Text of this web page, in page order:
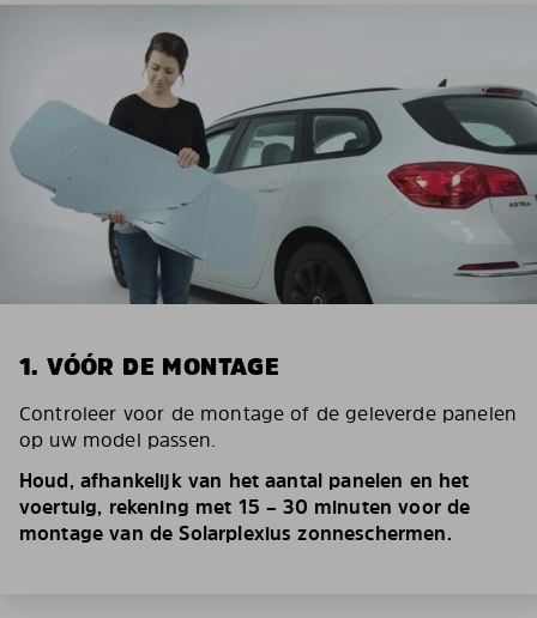
1. VÓÓR DE MONTAGE
Controleer voor de montage of de geleverde panelen
op uw model passen.
Houd, afhankelijk van het aantal panelen en het
voertuig, rekening met 15 – 30 minuten voor de
montage van de Solarplexius zonneschermen.